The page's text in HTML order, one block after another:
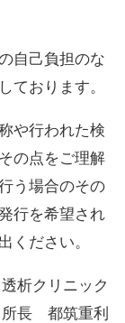
自己負担のな
ております。
や行われた検
の点をご理解
う場合のその
行を希望され
ください。
析クリニック
所長 都筑重利